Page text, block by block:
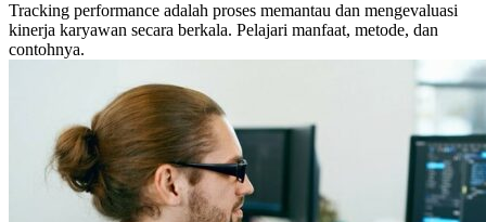
Tracking performance adalah proses memantau dan mengevaluasi
kinerja karyawan secara berkala. Pelajari manfaat, metode, dan
contohnya.